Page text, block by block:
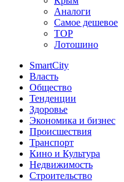
Аналоги
Самое дешевое
TOP
Лотошино
SmartCity
Власть
Общество
Тенденции
Здоровье
Экономика и бизнес
Происшествия
Транспорт
Кино и Культура
Недвижимость
Строительство